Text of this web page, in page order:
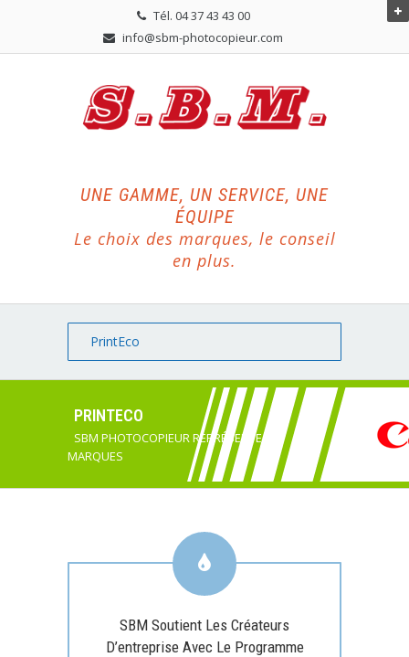
Tél. 04 37 43 43 00
info@sbm-photocopieur.com
UNE GAMME, UN SERVICE, UNE
ÉQUIPE
Le choix des marques, le conseil
en plus.
PRINTECO
SBM PHOTOCOPIEUR REPRÉSENTE LES
MARQUES
SBM Soutient Les Créateurs
D’entreprise Avec Le Programme